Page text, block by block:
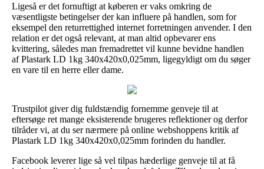
Ligeså er det fornuftigt at køberen er vaks omkring de
væsentligste betingelser der kan influere på handlen, som for
eksempel den returrettighed internet forretningen anvender. I den
relation er det også relevant, at man altid opbevarer ens
kvittering, således man fremadrettet vil kunne bevidne handlen
af Plastark LD 1kg 340x420x0,025mm, ligegyldigt om du søger
en vare til en herre eller dame.
Trustpilot giver dig fuldstændig fornemme genveje til at
eftersøge ret mange eksisterende brugeres reflektioner og derfor
tilråder vi, at du ser nærmere på online webshoppens kritik af
Plastark LD 1kg 340x420x0,025mm forinden du handler.
Facebook leverer lige så vel tilpas hæderlige genveje til at få